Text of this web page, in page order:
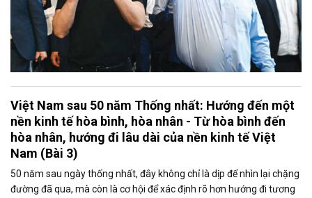
Việt Nam sau 50 năm Thống nhất: Hướng đến một
nền kinh tế hòa bình, hòa nhân - Từ hòa bình đến
hòa nhân, hướng đi lâu dài của nền kinh tế Việt
Nam (Bài 3)
50 năm sau ngày thống nhất, đây không chỉ là dịp để nhìn lại chặng
đường đã qua, mà còn là cơ hội để xác định rõ hơn hướng đi tương